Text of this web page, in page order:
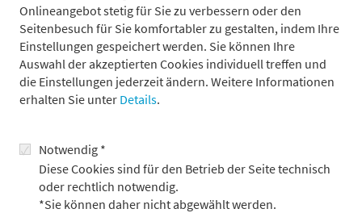
Onlineangebot stetig für Sie zu verbessern oder den
Seitenbesuch für Sie komfortabler zu gestalten, indem Ihre
Einstellungen gespeichert werden. Sie können Ihre
Auswahl der akzeptierten Cookies individuell treffen und
die Einstellungen jederzeit ändern. Weitere Informationen
erhalten Sie unter Details.
Notwendig *
Diese Cookies sind für den Betrieb der Seite technisch
oder rechtlich notwendig.
*Sie können daher nicht abgewählt werden.
Ihre Vorteile bei Metzler
Gestaltungsspielraum und die Möglichkeit, einen Mehrwert
Strukturiertes und mehr-moduliges Onboarding durch das
Metzler Patenkonzept
Möglichkeit zum mobilen Arbeiten auch im EU-Ausland